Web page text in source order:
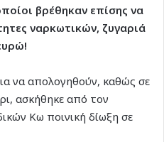
βρέθηκαν επίσης να
ναρκωτικών, ζυγαριά
να απολογηθούν, καθώς σε
ασκήθηκε από τον
Κω ποινική δίωξη σε